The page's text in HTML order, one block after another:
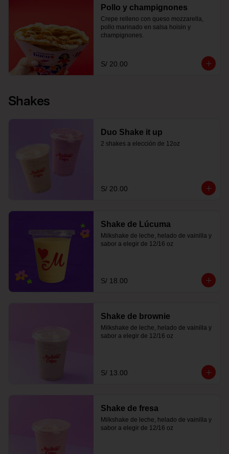
Pollo y champignones
Crepe relleno con queso mozzarella,
pollo marinado en salsa hoisin y
champignones.
S/ 20.00
Shakes
Duo Shake it up
2 shakes a elección de 12oz
S/ 20.00
Shake de Lúcuma
Milkshake de leche, helado de vainilla y
sabor a elegir de 12/16 oz
S/ 18.00
Shake de brownie
Milkshake de leche, helado de vainilla y
sabor a elegir de 12/16 oz
S/ 13.00
Shake de fresa
Milkshake de leche, helado de vainilla y
sabor a elegir de 12/16 oz